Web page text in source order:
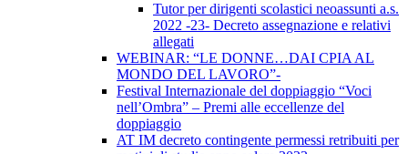
Tutor per dirigenti scolastici neoassunti a.s.
2022 -23- Decreto assegnazione e relativi
allegati
WEBINAR: “LE DONNE…DAI CPIA AL
MONDO DEL LAVORO”-
Festival Internazionale del doppiaggio “Voci
nell’Ombra” – Premi alle eccellenze del
doppiaggio
AT IM decreto contingente permessi retribuiti per